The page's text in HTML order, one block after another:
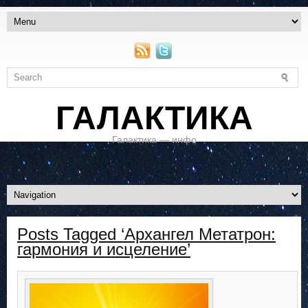
ГАЛАКТИКА
Галактика — инфо
Posts Tagged ‘Архангел Метатрон:
гармония и исцеление’